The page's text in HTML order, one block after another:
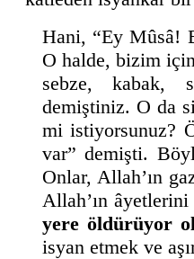
Hani, “Ey Mûsâ!
O halde, bizim
sebze, kabak,
demiştiniz. O da
mi istiyorsunuz?
var” demişti.
Onlar, Allah’ın
Allah’ın
yere öldürüyor
isyan etmek ve